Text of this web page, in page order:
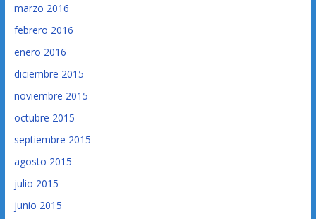
marzo 2016
febrero 2016
enero 2016
diciembre 2015
noviembre 2015
octubre 2015
septiembre 2015
agosto 2015
julio 2015
junio 2015